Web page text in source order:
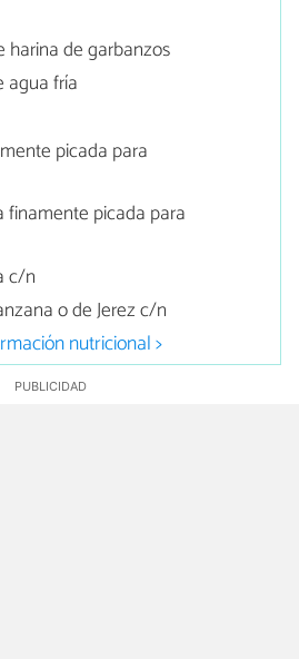
harina de garbanzos
agua fría
picada para
finamente picada para
c/n
o de Jerez c/n
nutricional >